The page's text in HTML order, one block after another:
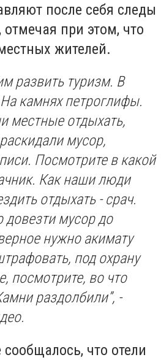
после себя следы
при этом, что
жителей.
развить туризм. В
камнях петроглифы.
местные отдыхать,
мусор,
Посмотрите в какой
Как наши люди
отдыхать - срач.
мусор до
нужно акимату
под охрану
посмотрите, во что
раздолбили”, -
что отели